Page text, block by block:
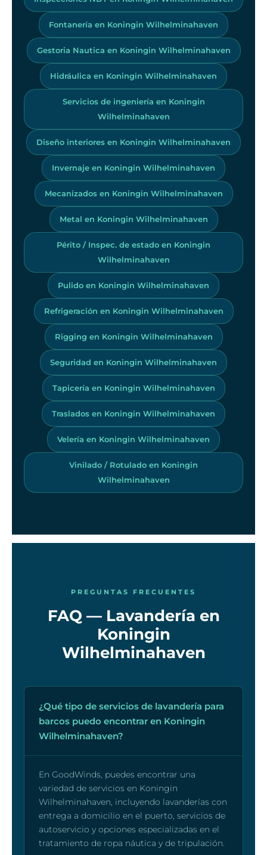
Fontanería en Koningin Wilhelminahaven
Gestoria Nautica en Koningin Wilhelminahaven
Hidráulica en Koningin Wilhelminahaven
Servicios de ingeniería en Koningin
Wilhelminahaven
Diseño interiores en Koningin Wilhelminahaven
Invernaje en Koningin Wilhelminahaven
Mecanizados en Koningin Wilhelminahaven
Metal en Koningin Wilhelminahaven
Périto / Inspec. de estado en Koningin
Wilhelminahaven
Pulido en Koningin Wilhelminahaven
Refrigeración en Koningin Wilhelminahaven
Rigging en Koningin Wilhelminahaven
Seguridad en Koningin Wilhelminahaven
Tapicería en Koningin Wilhelminahaven
Traslados en Koningin Wilhelminahaven
Velería en Koningin Wilhelminahaven
Vinilado / Rotulado en Koningin
Wilhelminahaven
PREGUNTAS FRECUENTES
FAQ — Lavandería en
Koningin
Wilhelminahaven
¿Qué tipo de servicios de lavandería para
barcos puedo encontrar en Koningin
Wilhelminahaven?
En GoodWinds, puedes encontrar una
variedad de servicios en Koningin
Wilhelminahaven, incluyendo lavanderías con
entrega a domicilio en el puerto, servicios de
autoservicio y opciones especializadas en el
tratamiento de ropa náutica y de tripulación.